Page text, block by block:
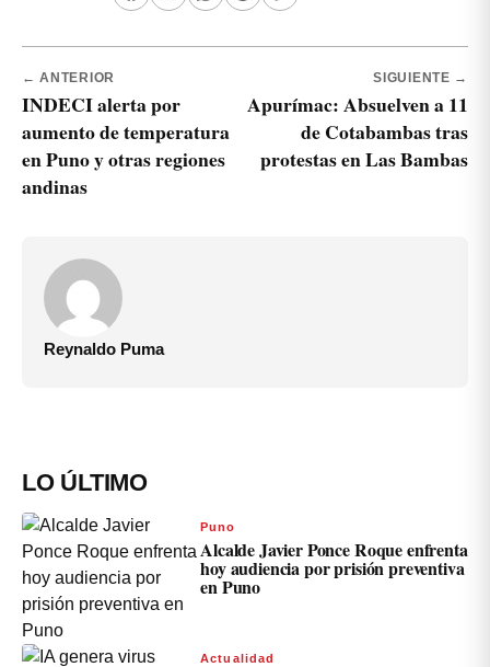
← ANTERIOR
INDECI alerta por
aumento de temperatura
en Puno y otras regiones
andinas
SIGUIENTE →
Apurímac: Absuelven a 11
de Cotabambas tras
protestas en Las Bambas
Reynaldo Puma
LO ÚLTIMO
Puno
Alcalde Javier Ponce Roque enfrenta
hoy audiencia por prisión preventiva
en Puno
Actualidad